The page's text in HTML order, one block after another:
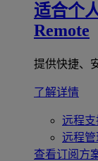
适合个
Remote
提供快捷、
了解详情
远程支
远程管
查看订阅方